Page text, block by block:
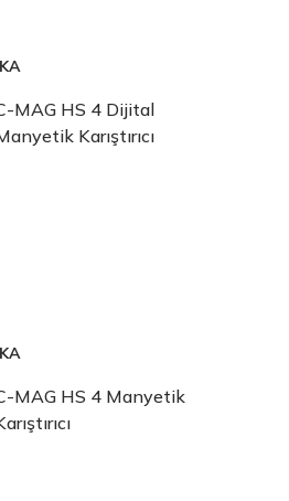
MAG HS 4 Dijital
Karıştırıcı
MAG HS 4 Manyetik